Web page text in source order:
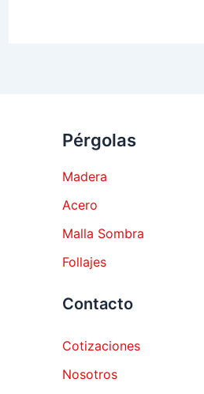
Pérgolas
Madera
Acero
Malla Sombra
Follajes
Contacto
Cotizaciones
Nosotros